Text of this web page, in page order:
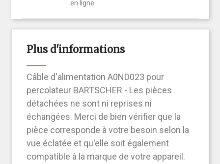
en ligne
Plus d'informations
Câble d'alimentation A0ND023 pour
percolateur BARTSCHER - Les pièces
détachées ne sont ni reprises ni
échangées. Merci de bien vérifier que la
pièce corresponde à votre besoin selon la
vue éclatée et qu'elle soit également
compatible à la marque de votre appareil.